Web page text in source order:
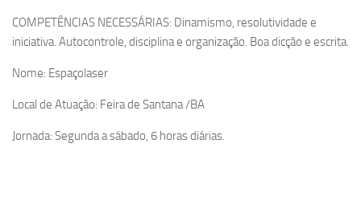
COMPETÊNCIAS NECESSÁRIAS: Dinamismo, resolutividade e
iniciativa. Autocontrole, disciplina e organização. Boa dicção e escrita.
Nome: Espaçolaser
Local de Atuação: Feira de Santana /BA
Jornada: Segunda a sábado, 6 horas diárias.